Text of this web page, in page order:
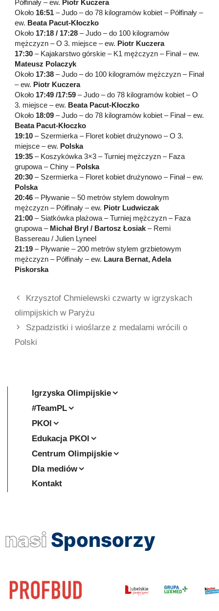
Półfinały – ew. Piotr Kuczera
Około 16:51 – Judo – do 78 kilogramów kobiet – Półfinały –
ew. Beata Pacut-Kłoczko
Około 17:18 / 17:28 – Judo – do 100 kilogramów
mężczyzn – O 3. miejsce – ew. Piotr Kuczera
17:30 – Kajakarstwo górskie – K1 mężczyzn – Finał – ew.
Mateusz Polaczyk
Około 17:38 – Judo – do 100 kilogramów mężczyzn – Finał
– ew. Piotr Kuczera
Około 17:49 /17:59 – Judo – do 78 kilogramów kobiet – O
3. miejsce – ew. Beata Pacut-Kłoczko
Około 18:09 – Judo – do 78 kilogramów kobiet – Finał – ew.
Beata Pacut-Kłoczko
19:10 – Szermierka – Floret kobiet drużynowo – O 3.
miejsce – ew. Polska
19:35 – Koszykówka 3×3 – Turniej mężczyzn – Faza
grupowa – Chiny – Polska
20:30 – Szermierka – Floret kobiet drużynowo – Finał – ew.
Polska
20:46 – Pływanie – 50 metrów stylem dowolnym
mężczyzn – Półfinały – ew. Piotr Ludwiczak
21:00 – Siatkówka plażowa – Turniej mężczyzn – Faza
grupowa – Michał Bryl / Bartosz Łosiak – Remi
Bassereau / Julien Lyneel
21:19 – Pływanie – 200 metrów stylem grzbietowym
mężczyzn – Półfinały – ew. Laura Bernat, Adela
Piskorska
Krzysztof Chmielewski czwarty w igrzyskach
olimpijskich w Paryżu
Szpadzistki i wioślarze z medalami wrócili o
Polski
Igrzyska Olimpijskie
#TeamPL
PKOl
Edukacja PKOl
Centrum Olimpijskie
Dla mediów
Kontakt
nasi Sponsorzy